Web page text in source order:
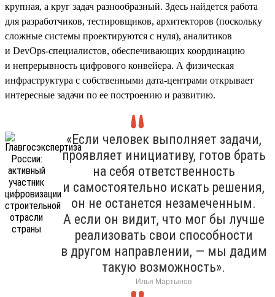
крупная, а круг задач разнообразный. Здесь найдется работа
для разработчиков, тестировщиков, архитекторов (поскольку
сложные системы проектируются с нуля), аналитиков
и DevOps-специалистов, обеспечивающих координацию
и непрерывность цифрового конвейера. А физическая
инфраструктура с собственными дата-центрами открывает
интересные задачи по ее построению и развитию.
«Если человек выполняет задачи,
проявляет инициативу, готов брать
на себя ответственность
и самостоятельно искать решения,
он не останется незамеченным.
А если он видит, что мог бы лучше
реализовать свои способности
в другом направлении, — мы дадим
такую возможность».
Илья Мартынов